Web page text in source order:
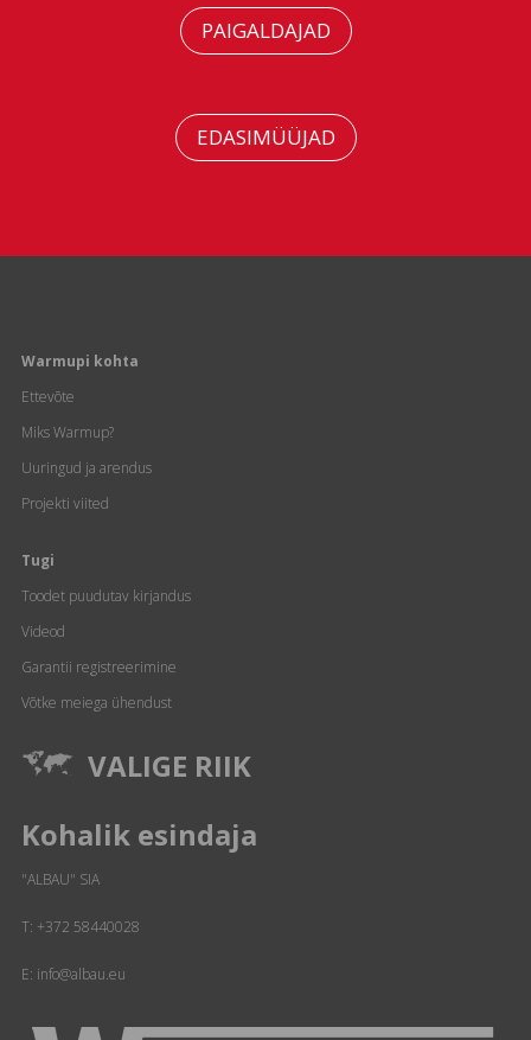
PAIGALDAJAD
EDASIMÜÜJAD
Warmupi kohta
Ettevõte
Miks Warmup?
Uuringud ja arendus
Projekti viited
Tugi
Toodet puudutav kirjandus
Videod
Garantii registreerimine
Võtke meiega ühendust
VALIGE RIIK
Kohalik esindaja
"ALBAU" SIA
T: +372 58440028
E: info@albau.eu